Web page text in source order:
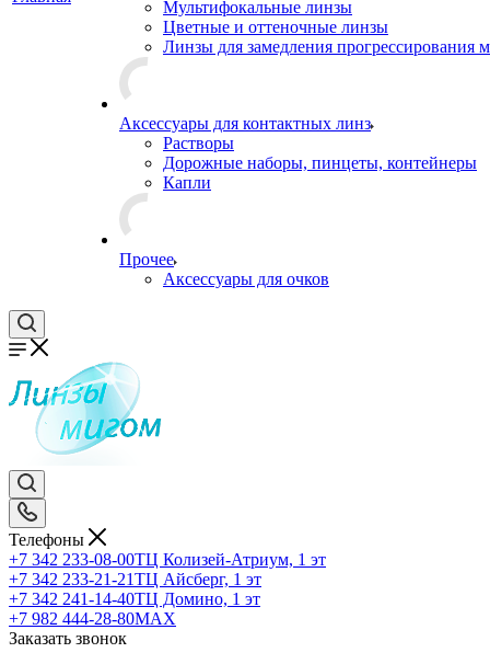
Мультифокальные линзы
Цветные и оттеночные линзы
Линзы для замедления прогрессирования
Аксессуары для контактных линз
Растворы
Дорожные наборы, пинцеты, контейнеры
Капли
Прочее
Аксессуары для очков
Телефоны
+7 342 233-08-00ТЦ Колизей-Атриум, 1 эт
+7 342 233-21-21ТЦ Айсберг, 1 эт
+7 342 241-14-40ТЦ Домино, 1 эт
+7 982 444-28-80MAX
Заказать звонок